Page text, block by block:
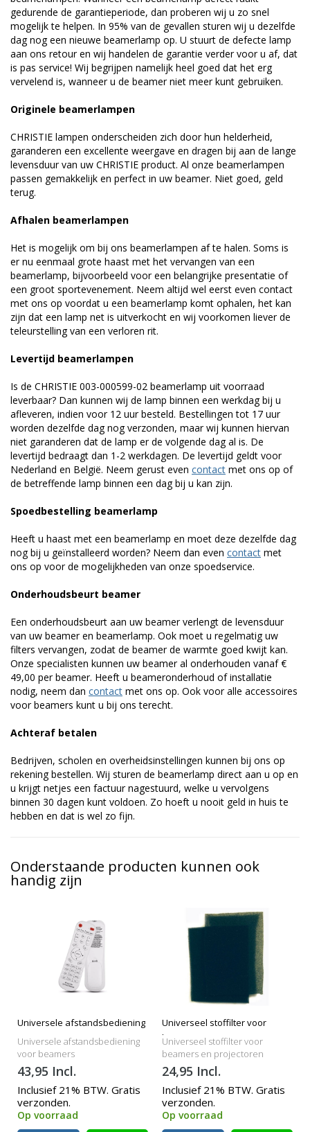
gedurende de garantieperiode, dan proberen wij u zo snel
mogelijk te helpen. In 95% van de gevallen sturen wij u dezelfde
dag nog een nieuwe beamerlamp op. U stuurt de defecte lamp
aan ons retour en wij handelen de garantie verder voor u af, dat
is pas service! Wij begrijpen namelijk heel goed dat het erg
vervelend is, wanneer u de beamer niet meer kunt gebruiken.
Originele beamerlampen
CHRISTIE lampen onderscheiden zich door hun helderheid,
garanderen een excellente weergave en dragen bij aan de lange
levensduur van uw CHRISTIE product. Al onze beamerlampen
passen gemakkelijk en perfect in uw beamer. Niet goed, geld
terug.
Afhalen beamerlampen
Het is mogelijk om bij ons beamerlampen af te halen. Soms is
er nu eenmaal grote haast met het vervangen van een
beamerlamp, bijvoorbeeld voor een belangrijke presentatie of
een groot sportevenement. Neem altijd wel eerst even contact
met ons op voordat u een beamerlamp komt ophalen, het kan
zijn dat een lamp net is uitverkocht en wij voorkomen liever de
teleurstelling van een verloren rit.
Levertijd beamerlampen
Is de CHRISTIE 003-000599-02 beamerlamp uit voorraad
leverbaar? Dan kunnen wij de lamp binnen een werkdag bij u
afleveren, indien voor 12 uur besteld. Bestellingen tot 17 uur
worden dezelfde dag nog verzonden, maar wij kunnen hiervan
niet garanderen dat de lamp er de volgende dag al is. De
levertijd bedraagt dan 1-2 werkdagen. De levertijd geldt voor
Nederland en België. Neem gerust even contact met ons op of
de betreffende lamp binnen een dag bij u kan zijn.
Spoedbestelling beamerlamp
Heeft u haast met een beamerlamp en moet deze dezelfde dag
nog bij u geïnstalleerd worden? Neem dan even contact met
ons op voor de mogelijkheden van onze spoedservice.
Onderhoudsbeurt beamer
Een onderhoudsbeurt aan uw beamer verlengt de levensduur
van uw beamer en beamerlamp. Ook moet u regelmatig uw
filters vervangen, zodat de beamer de warmte goed kwijt kan.
Onze specialisten kunnen uw beamer al onderhouden vanaf €
49,00 per beamer. Heeft u beameronderhoud of installatie
nodig, neem dan contact met ons op. Ook voor alle accessoires
voor beamers kunt u bij ons terecht.
Achteraf betalen
Bedrijven, scholen en overheidsinstellingen kunnen bij ons op
rekening bestellen. Wij sturen de beamerlamp direct aan u op en
u krijgt netjes een factuur nagestuurd, welke u vervolgens
binnen 30 dagen kunt voldoen. Zo hoeft u nooit geld in huis te
hebben en dat is wel zo fijn.
Onderstaande producten kunnen ook
handig zijn
Universele afstandsbediening
Universele afstandsbediening
voor beamers
43,95 Incl.
Inclusief 21% BTW. Gratis
verzonden.
Op voorraad
Universeel stoffilter voor
beamers
Universeel stoffilter voor
beamers en projectoren
24,95 Incl.
Inclusief 21% BTW. Gratis
verzonden.
Op voorraad